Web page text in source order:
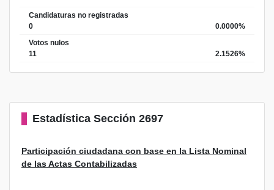
Candidaturas no registradas
0
0.0000%
Votos nulos
11
2.1526%
Estadística Sección 2697
Participación ciudadana con base en la Lista Nominal
de las Actas Contabilizadas